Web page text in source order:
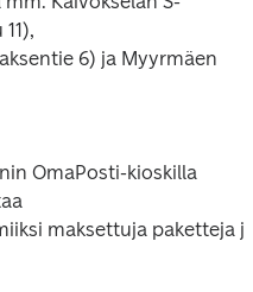
OmaPosti-kioskilla